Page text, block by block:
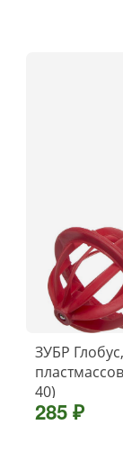
ЗУБР
40)
285 ₽